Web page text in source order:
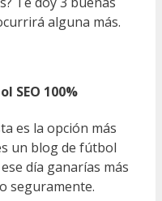
alguna más.
SEO 100%
es la opción más
un blog de fútbol
día ganarías más
seguramente.